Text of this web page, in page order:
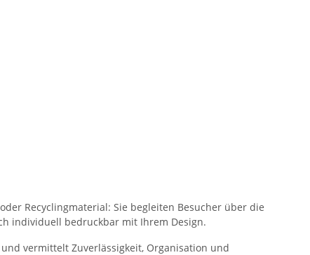
Recyclingmaterial: Sie begleiten Besucher über die
individuell bedruckbar mit Ihrem Design.
vermittelt Zuverlässigkeit, Organisation und